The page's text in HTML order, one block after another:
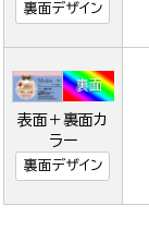
裏面デザイン
表面＋裏面カ
ラー
裏面デザイン